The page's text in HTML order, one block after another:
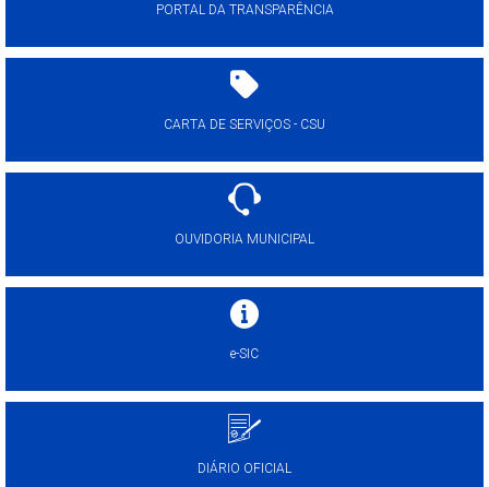
PORTAL DA TRANSPARÊNCIA
CARTA DE SERVIÇOS - CSU
OUVIDORIA MUNICIPAL
e-SIC
DIÁRIO OFICIAL